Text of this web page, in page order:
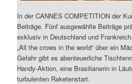
In der CANNES COMPETITION der
Beiträge. Fünf ausgewählte Beiträge
exklusiv in Deutschland und
„All the crows in the world“ über ein
Gefahr gibt es abenteuerliche
Handy-Aktion, eine Brasilianerin in
turbulenten Raketenstart.